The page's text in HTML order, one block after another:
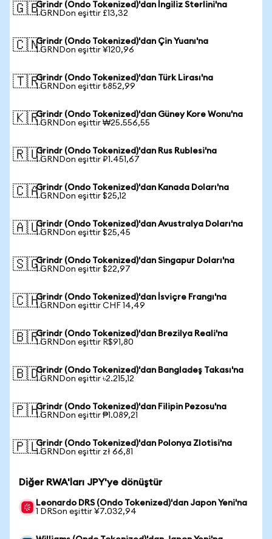
🇬🇧Grindr (Ondo Tokenized)'dan İngiliz Sterlini'na
1 GRNDon eşittir £13,32
🇨🇳Grindr (Ondo Tokenized)'dan Çin Yuanı'na
1 GRNDon eşittir ¥120,96
🇹🇷Grindr (Ondo Tokenized)'dan Türk Lirası'na
1 GRNDon eşittir ₺852,99
🇰🇷Grindr (Ondo Tokenized)'dan Güney Kore Wonu'na
1 GRNDon eşittir ₩25.556,55
🇷🇺Grindr (Ondo Tokenized)'dan Rus Rublesi'na
1 GRNDon eşittir ₽1.451,67
🇨🇦Grindr (Ondo Tokenized)'dan Kanada Doları'na
1 GRNDon eşittir $25,12
🇦🇺Grindr (Ondo Tokenized)'dan Avustralya Doları'na
1 GRNDon eşittir $25,45
🇸🇬Grindr (Ondo Tokenized)'dan Singapur Doları'na
1 GRNDon eşittir $22,97
🇨🇭Grindr (Ondo Tokenized)'dan İsviçre Frangı'na
1 GRNDon eşittir CHF 14,49
🇧🇷Grindr (Ondo Tokenized)'dan Brezilya Reali'na
1 GRNDon eşittir R$91,80
🇧🇩Grindr (Ondo Tokenized)'dan Bangladeş Takası'na
1 GRNDon eşittir ৳2.215,12
🇵🇭Grindr (Ondo Tokenized)'dan Filipin Pezosu'na
1 GRNDon eşittir ₱1.089,21
🇵🇱Grindr (Ondo Tokenized)'dan Polonya Zlotisi'na
1 GRNDon eşittir zł 66,81
Diğer RWA'ları JPY'ye dönüştür
Leonardo DRS (Ondo Tokenized)'dan Japon Yeni'na
1 DRSon eşittir ¥7.032,94